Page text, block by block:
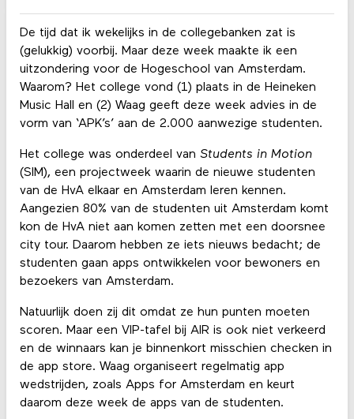
De tijd dat ik wekelijks in de collegebanken zat is
(gelukkig) voorbij. Maar deze week maakte ik een
uitzondering voor de Hogeschool van Amsterdam.
Waarom? Het college vond (1) plaats in de Heineken
Music Hall en (2) Waag geeft deze week advies in de
vorm van ‘APK’s’ aan de 2.000 aanwezige studenten.
Het college was onderdeel van Students in Motion
(SIM), een projectweek waarin de nieuwe studenten
van de HvA elkaar en Amsterdam leren kennen.
Aangezien 80% van de studenten uit Amsterdam komt
kon de HvA niet aan komen zetten met een doorsnee
city tour. Daarom hebben ze iets nieuws bedacht; de
studenten gaan apps ontwikkelen voor bewoners en
bezoekers van Amsterdam.
Natuurlijk doen zij dit omdat ze hun punten moeten
scoren. Maar een VIP-tafel bij AIR is ook niet verkeerd
en de winnaars kan je binnenkort misschien checken in
de app store. Waag organiseert regelmatig app
wedstrijden, zoals Apps for Amsterdam en keurt
daarom deze week de apps van de studenten.